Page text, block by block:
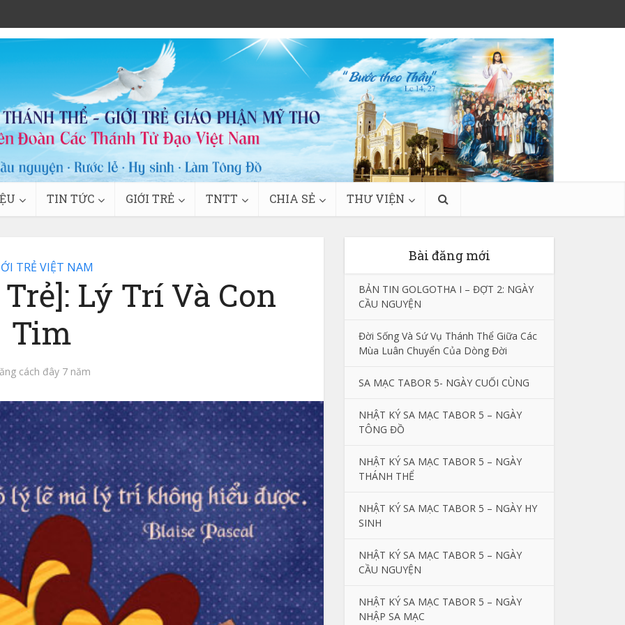
TIN TỨC GIỚI TRẺ TNTT CHIA SẺ THƯ VIỆN
TRẺ VIỆT NAM
Lý Trí Và Con
Tim
cách đây 7 năm
Bài đăng mới
BẢN TIN GOLGOTHA I – ĐỢT 2: NGÀY
CẦU NGUYỆN
Đời Sống Và Sứ Vụ Thánh Thể Giữa Các
Mùa Luân Chuyển Của Dòng Đời
SA MẠC TABOR 5- NGÀY CUỐI CÙNG
NHẬT KÝ SA MẠC TABOR 5 – NGÀY
TÔNG ĐỒ
NHẬT KÝ SA MẠC TABOR 5 – NGÀY
THÁNH THỂ
NHẬT KÝ SA MẠC TABOR 5 – NGÀY HY
SINH
NHẬT KÝ SA MẠC TABOR 5 – NGÀY
CẦU NGUYỆN
NHẬT KÝ SA MẠC TABOR 5 – NGÀY
NHẬP SA MẠC